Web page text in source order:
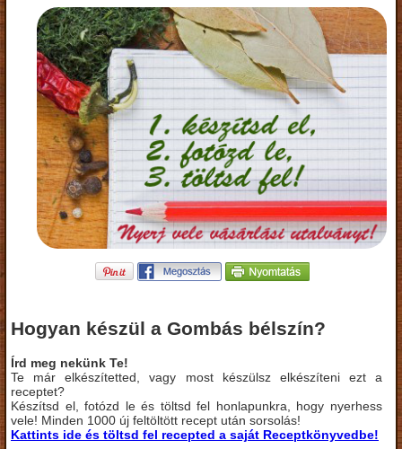
Hogyan készül a Gombás bélszín?
Írd meg nekünk Te!
Te már elkészítetted, vagy most készülsz elkészíteni ezt a
receptet?
Készítsd el, fotózd le és töltsd fel honlapunkra, hogy nyerhess
vele! Minden 1000 új feltöltött recept után sorsolás!
Kattints ide és töltsd fel recepted a saját Receptkönyvedbe!